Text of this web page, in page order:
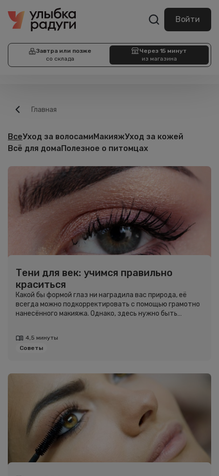
Войти
Завтра или позже
со склада
Через 15 минут
из магазина
Главная
ВсеУход за волосамиМакияжУход за кожей
Всё для домаПолезное о питомцах
Тени для век: учимся правильно
краситься
Какой бы формой глаз ни наградила вас природа, её
всегда можно подкорректировать с помощью грамотно
нанесённого макияжа. Однако, здесь нужно быть
4,5 минуты
Советы